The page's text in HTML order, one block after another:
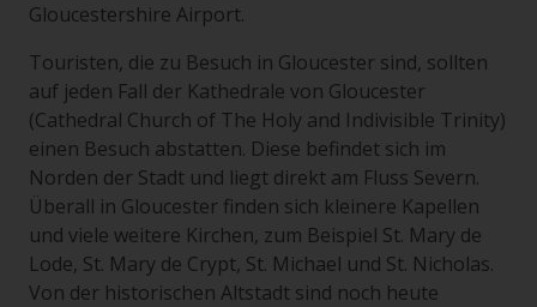
Gloucestershire Airport.
Touristen, die zu Besuch in Gloucester sind, sollten
auf jeden Fall der Kathedrale von Gloucester
(Cathedral Church of The Holy and Indivisible Trinity)
einen Besuch abstatten. Diese befindet sich im
Norden der Stadt und liegt direkt am Fluss Severn.
Überall in Gloucester finden sich kleinere Kapellen
und viele weitere Kirchen, zum Beispiel St. Mary de
Lode, St. Mary de Crypt, St. Michael und St. Nicholas.
Von der historischen Altstadt sind noch heute